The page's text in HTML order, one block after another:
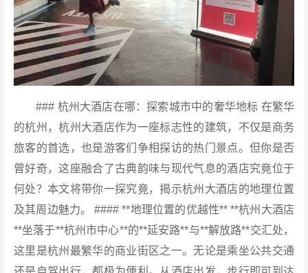
### 杭州大酒店在哪：探索城市中的奢华地标 在繁华
的杭州，杭州大酒店作为一座标志性的建筑，不仅是商务
旅客的首选，也是游客们争相探访的热门景点。但你是否
曾好奇，这座融合了古典韵味与现代气息的酒店究竟位于
何处？本文将带你一探究竟，揭示杭州大酒店的地理位置
及其周边魅力。 #### **地理位置的优越性** **杭州大酒店
**坐落于**杭州市中心**的**延安路**与**解放路**交汇处，
这里是杭州最繁华的商业街区之一。无论是乘坐公共交通